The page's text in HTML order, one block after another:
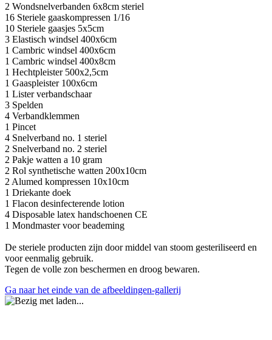
2 Wondsnelverbanden 6x8cm steriel
16 Steriele gaaskompressen 1/16
10 Steriele gaasjes 5x5cm
3 Elastisch windsel 400x6cm
1 Cambric windsel 400x6cm
1 Cambric windsel 400x8cm
1 Hechtpleister 500x2,5cm
1 Gaaspleister 100x6cm
1 Lister verbandschaar
3 Spelden
4 Verbandklemmen
1 Pincet
4 Snelverband no. 1 steriel
2 Snelverband no. 2 steriel
2 Pakje watten a 10 gram
2 Rol synthetische watten 200x10cm
2 Alumed kompressen 10x10cm
1 Driekante doek
1 Flacon desinfecterende lotion
4 Disposable latex handschoenen CE
1 Mondmaster voor beademing
De steriele producten zijn door middel van stoom gesteriliseerd en
voor eenmalig gebruik.
Tegen de volle zon beschermen en droog bewaren.
Ga naar het einde van de afbeeldingen-gallerij